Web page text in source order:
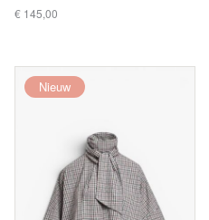
€ 145,00
Nieuw